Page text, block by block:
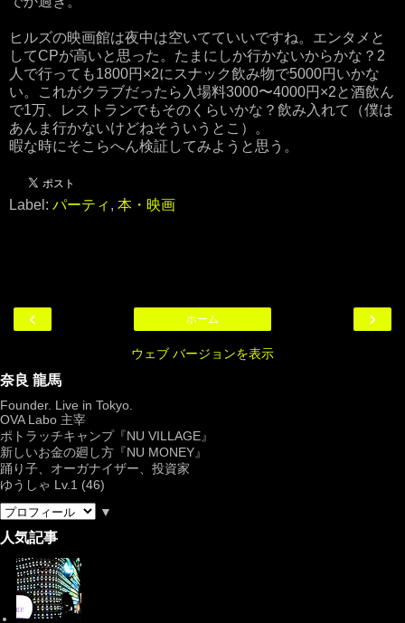
ヒルズの映画館は夜中は空いてていいですね。エンタメと
してCPが高いと思った。たまにしか行かないからかな？2
人で行っても1800円×2にスナック飲み物で5000円いかな
い。これがクラブだったら入場料3000〜4000円×2と酒飲ん
で1万、レストランでもそのくらいかな？飲み入れて（僕は
あんま行かないけどねそういうとこ）。
暇な時にそこらへん検証してみようと思う。
Label: パーティ , 本・映画
‹ ›
ホーム
ウェブ バージョンを表示
奈良 龍馬
Founder. Live in Tokyo.
OVA Labo 主宰
ポトラッチキャンプ『NU VILLAGE』
新しいお金の廻し方『NU MONEY』
踊り子、オーガナイザー、投資家
ゆうしゃ Lv.1 (46)
▼
人気記事